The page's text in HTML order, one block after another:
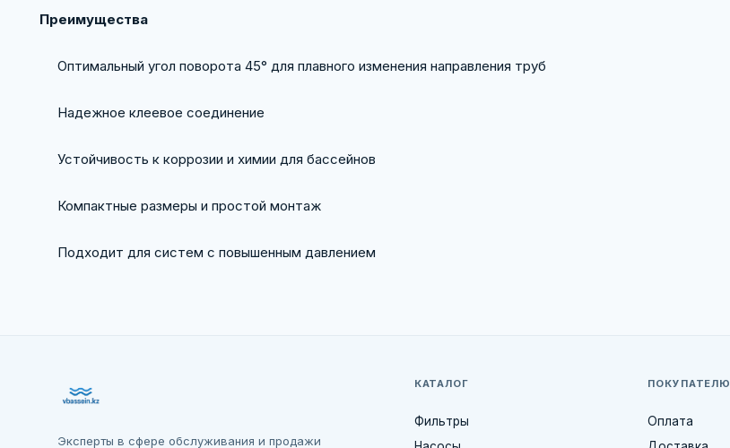
Преимущества
Оптимальный угол поворота 45° для плавного изменения направления труб
Надежное клеевое соединение
Устойчивость к коррозии и химии для бассейнов
Компактные размеры и простой монтаж
Подходит для систем с повышенным давлением
Эксперты в сфере обслуживания и продажи
КАТАЛОГ
Фильтры
ПОКУПАТЕЛЮ
Оплата